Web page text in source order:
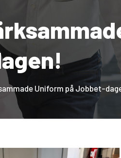
Uniform på Jobbet-